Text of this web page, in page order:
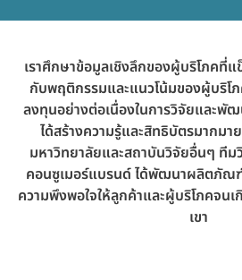
เราศึกษาข้อมูลเชิงลึกของผู้บริโภคที่
กับพฤติกรรมและแนวโน้มของผู้บริโ
ลงทุนอย่างต่อเนื่องในการวิจัยและพั
ได้สร้างความรู้และสิทธิบัตรมากม
มหาวิทยาลัยและสถาบันวิจัยอื่นๆ ทีม
คอนซูเมอร์แบรนด์ ได้พัฒนาผลิตภัณ
ความพึงพอใจให้ลูกค้าและผู้บริโภคจน
เขา